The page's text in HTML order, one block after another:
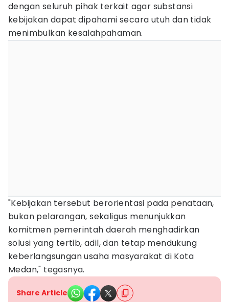
dengan seluruh pihak terkait agar substansi
kebijakan dapat dipahami secara utuh dan tidak
menimbulkan kesalahpahaman.
"Kebijakan tersebut berorientasi pada penataan,
bukan pelarangan, sekaligus menunjukkan
komitmen pemerintah daerah menghadirkan
solusi yang tertib, adil, dan tetap mendukung
keberlangsungan usaha masyarakat di Kota
Medan," tegasnya.
Share Article